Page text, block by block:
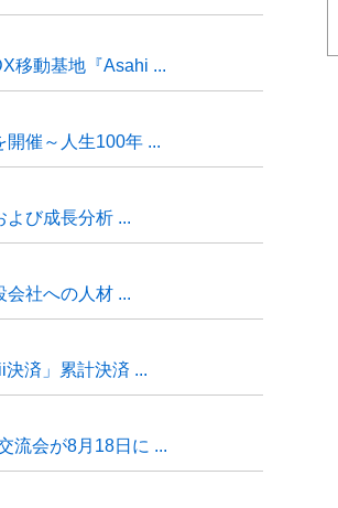
移動基地『Asahi ...
催～人生100年 ...
び成長分析 ...
社への人材 ...
済」累計決済 ...
流会が8月18日に ...